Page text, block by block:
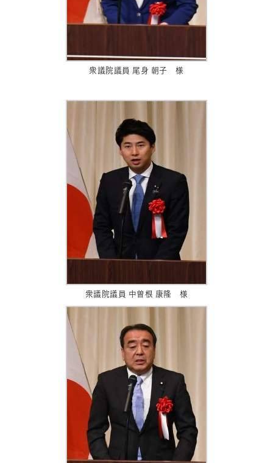
衆議院議員 尾身 朝子 様
衆議院議員 中曽根 康隆 様